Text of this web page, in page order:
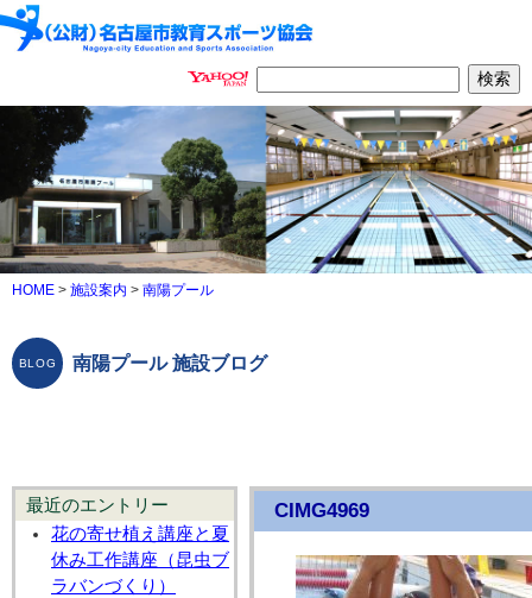
HOME > 施設案内 > 南陽プール
南陽プール 施設ブログ
最近のエントリー
花の寄せ植え講座と夏
休み工作講座（昆虫ブ
ラバンづくり）
CIMG4969